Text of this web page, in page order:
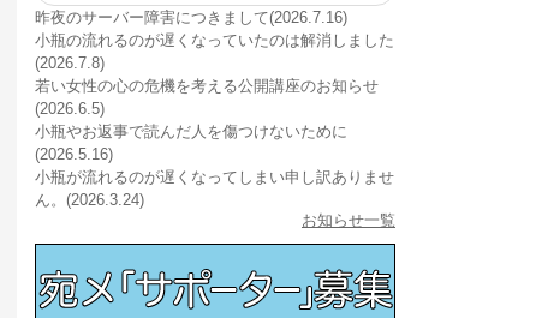
昨夜のサーバー障害につきまして(2026.7.16)
小瓶の流れるのが遅くなっていたのは解消しました
(2026.7.8)
若い女性の心の危機を考える公開講座のお知らせ
(2026.6.5)
小瓶やお返事で読んだ人を傷つけないために
(2026.5.16)
小瓶が流れるのが遅くなってしまい申し訳ありませ
ん。(2026.3.24)
お知らせ一覧